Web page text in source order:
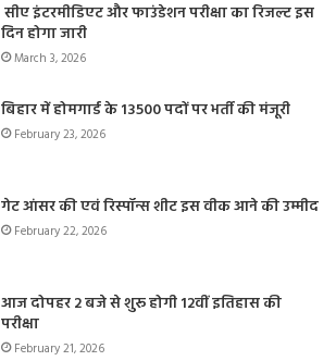
सीए इंटरमीडिएट और फाउंडेशन परीक्षा का रिजल्ट इस
दिन होगा जारी
March 3, 2026
बिहार में होमगार्ड के 13500 पदों पर भर्ती की मंजूरी
February 23, 2026
गेट आंसर की एवं रिस्पॉन्स शीट इस वीक आने की उम्मीद
February 22, 2026
आज दोपहर 2 बजे से शुरू होगी 12वीं इतिहास की
परीक्षा
February 21, 2026